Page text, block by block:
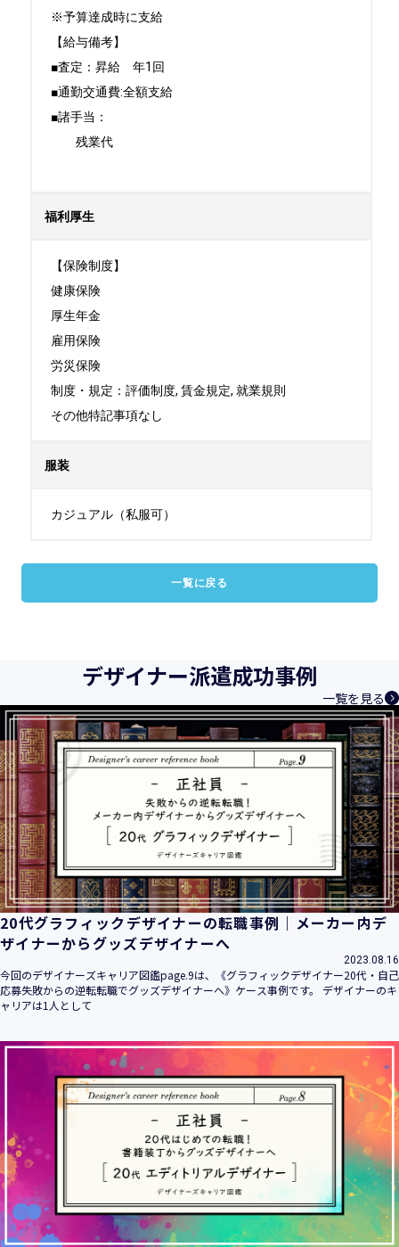
※予算達成時に支給
【給与備考】
■査定：昇給　年1回
■通勤交通費:全額支給
■諸手当：
残業代
福利厚生
【保険制度】
健康保険
厚生年金
雇用保険
労災保険
制度・規定：評価制度, 賃金規定, 就業規則
その他特記事項なし
服装
カジュアル（私服可）
一覧に戻る
デザイナー派遣成功事例
一覧を見る
20代グラフィックデザイナーの転職事例｜メーカー内デ
ザイナーからグッズデザイナーへ
2023.08.16
今回のデザイナーズキャリア図鑑page.9は、《グラフィックデザイナー20代・自己
応募失敗からの逆転転職でグッズデザイナーへ》ケース事例です。 デザイナーのキ
ャリアは1人として